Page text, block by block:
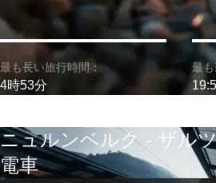
最も長い旅行時間：
4時53分
最
ニュルンベルク - ザル
電車